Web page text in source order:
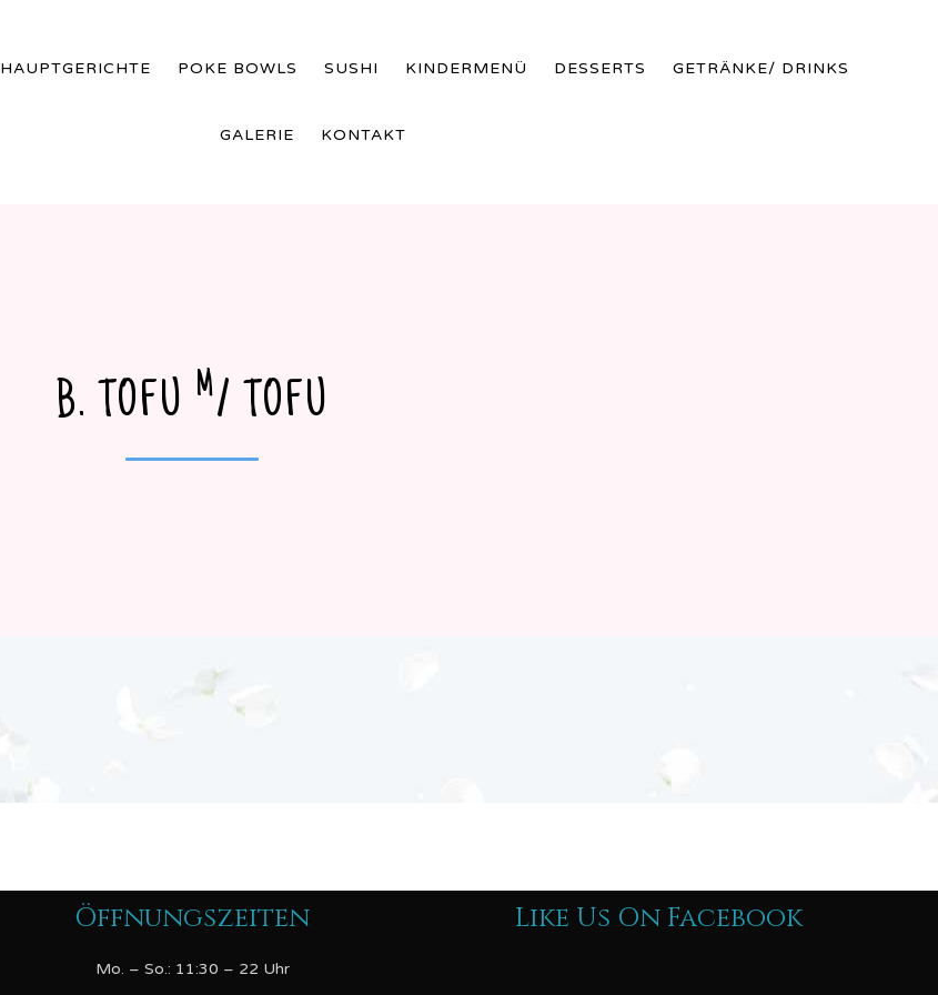
HAUPTGERICHTE POKE BOWLS SUSHI KINDERMENÜ DESSERTS GETRÄNKE/ DRINKS
GALERIE KONTAKT
B. TOFU M/ TOFU
Öffnungszeiten
Mo. – So.: 11:30 – 22 Uhr
Like Us On Facebook